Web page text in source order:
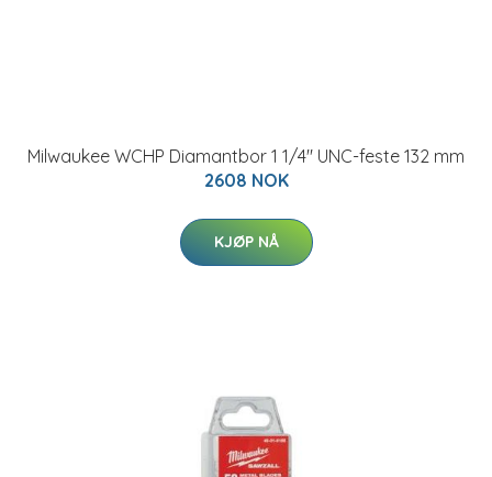
Milwaukee WCHP Diamantbor 1 1/4" UNC-feste 132 mm
2608 NOK
KJØP NÅ